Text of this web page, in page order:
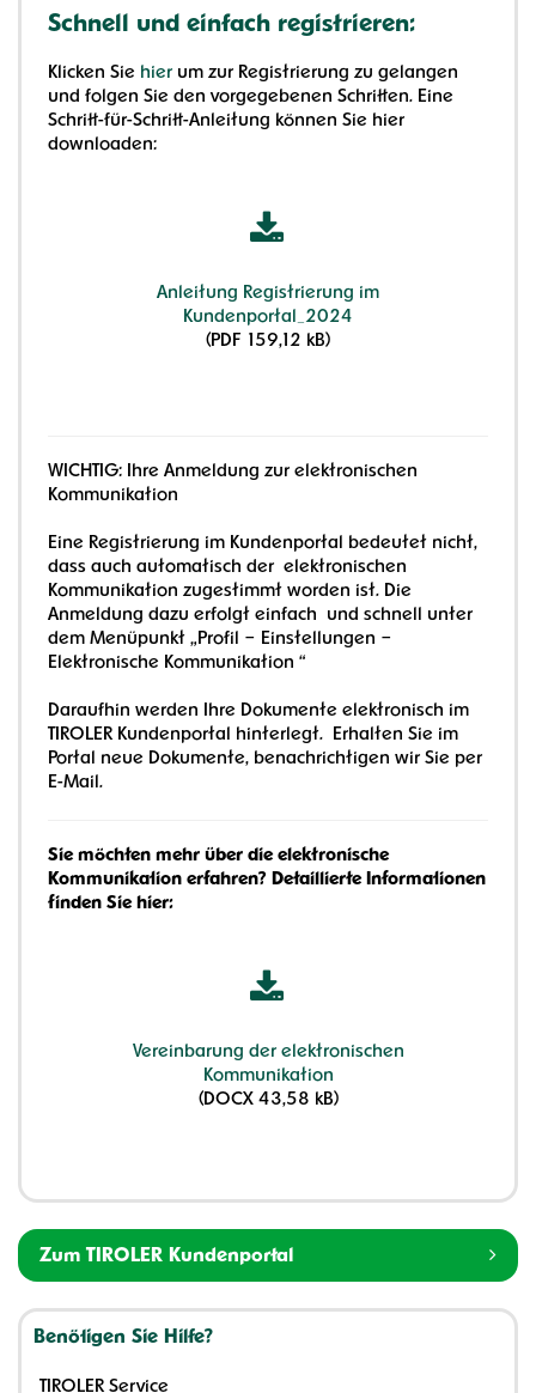
Schnell und einfach registrieren:
Klicken Sie hier um zur Registrierung zu gelangen
und folgen Sie den vorgegebenen Schritten. Eine
Schritt-für-Schritt-Anleitung können Sie hier
downloaden:
Anleitung Registrierung im
Kundenportal_2024
(PDF 159,12 kB)
WICHTIG: Ihre Anmeldung zur elektronischen
Kommunikation
Eine Registrierung im Kundenportal bedeutet nicht,
dass auch automatisch der elektronischen
Kommunikation zugestimmt worden ist. Die
Anmeldung dazu erfolgt einfach und schnell unter
dem Menüpunkt „Profil – Einstellungen –
Elektronische Kommunikation “
Daraufhin werden Ihre Dokumente elektronisch im
TIROLER Kundenportal hinterlegt. Erhalten Sie im
Portal neue Dokumente, benachrichtigen wir Sie per
E-Mail.
Sie möchten mehr über die elektronische
Kommunikation erfahren? Detaillierte Informationen
finden Sie hier:
Vereinbarung der elektronischen
Kommunikation
(DOCX 43,58 kB)
Zum TIROLER Kundenportal
Benötigen Sie Hilfe?
TIROLER Service